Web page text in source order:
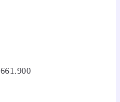
661.900